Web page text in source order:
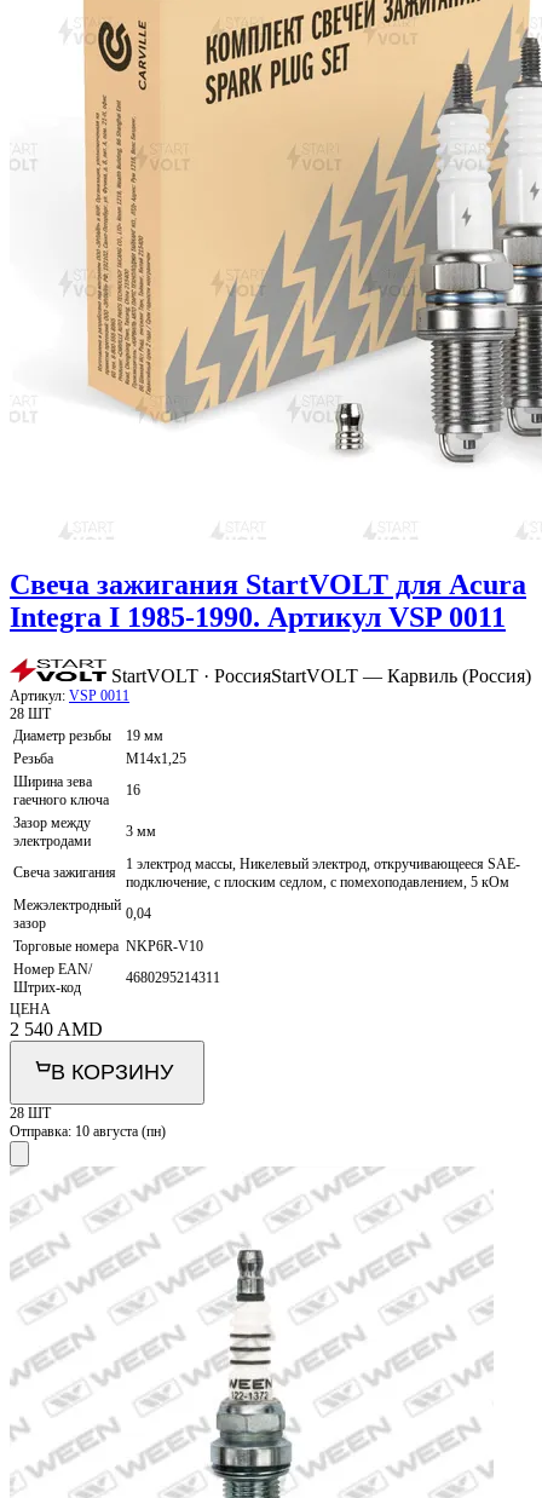
Свеча зажигания StartVOLT для Acura
Integra I 1985-1990. Артикул VSP 0011
StartVOLT · РоссияStartVOLT — Карвиль (Россия)
Артикул: VSP 0011
28 ШТ
Диаметр резьбы
19 мм
Резьба
M14x1,25
Ширина зева
гаечного ключа
16
Зазор между
электродами
3 мм
Свеча зажигания
1 электрод массы, Никелевый электрод, откручивающееся SAE-
подключение, с плоским седлом, с помехоподавлением, 5 кОм
Межэлектродный
зазор
0,04
Торговые номера NKP6R-V10
Номер EAN/
Штрих-код
4680295214311
ЦЕНА
2 540 AMD
В КОРЗИНУ
28 ШТ
Отправка: 10 августа (пн)